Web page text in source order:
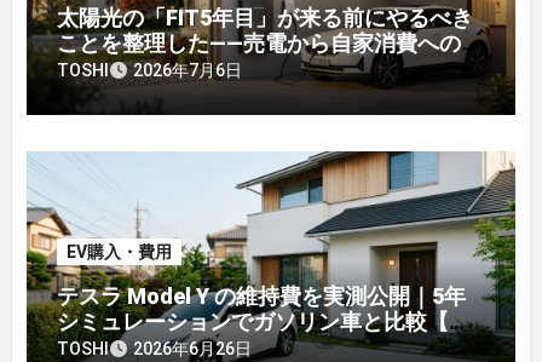
太陽光の「FIT5年目」が来る前にやるべき
ことを整理した——売電から自家消費への戦
略転換
TOSHI 2026年7月6日
EV購入・費用
テスラ Model Y の維持費を実測公開｜5年
シミュレーションでガソリン車と比較【オ
ーナー】
TOSHI 2026年6月26日